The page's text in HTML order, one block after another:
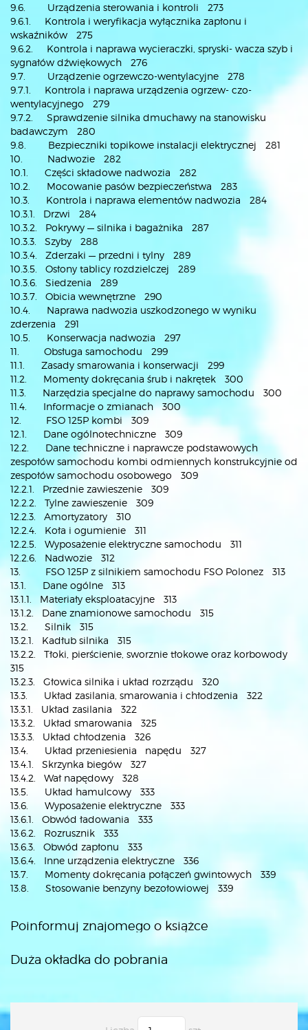
9.6. Urządzenia sterowania i kontroli 273
9.6.1. Kontrola i weryfikacja wyłącznika zapłonu i
wskaźników 275
9.6.2. Kontrola i naprawa wycieraczki, spryski- wacza szyb i
sygnałów dźwiękowych 276
9.7. Urządzenie ogrzewczo-wentylacyjne 278
9.7.1. Kontrola i naprawa urządzenia ogrzew- czo-
wentylacyjnego 279
9.7.2. Sprawdzenie silnika dmuchawy na stanowisku
badawczym 280
9.8. Bezpieczniki topikowe instalacji elektrycznej 281
10. Nadwozie 282
10.1. Części składowe nadwozia 282
10.2. Mocowanie pasów bezpieczeństwa 283
10.3. Kontrola i naprawa elementów nadwozia 284
10.3.1. Drzwi 284
10.3.2. Pokrywy — silnika i bagażnika 287
10.3.3. Szyby 288
10.3.4. Zderzaki — przedni i tylny 289
10.3.5. Osłony tablicy rozdzielczej 289
10.3.6. Siedzenia 289
10.3.7. Obicia wewnętrzne 290
10.4. Naprawa nadwozia uszkodzonego w wyniku
zderzenia 291
10.5. Konserwacja nadwozia 297
11. Obsługa samochodu 299
11.1. Zasady smarowania i konserwacji 299
11.2. Momenty dokręcania śrub i nakrętek 300
11.3. Narzędzia specjalne do naprawy samochodu 300
11.4. Informacje o zmianach 300
12. FSO 125P kombi 309
12.1. Dane ogólnotechniczne 309
12.2. Dane techniczne i naprawcze podstawowych
zespołów samochodu kombi odmiennych konstrukcyjnie od
zespołów samochodu osobowego 309
12.2.1. Przednie zawieszenie 309
12.2.2. Tylne zawieszenie 309
12.2.3. Amortyzatory 310
12.2.4. Koła i ogumienie 311
12.2.5. Wyposażenie elektryczne samochodu 311
12.2.6. Nadwozie 312
13. FSO 125P z silnikiem samochodu FSO Polonez 313
13.1. Dane ogólne 313
13.1.1. Materiały eksploatacyjne 313
13.1.2. Dane znamionowe samochodu 315
13.2. Silnik 315
13.2.1. Kadłub silnika 315
13.2.2. Tłoki, pierścienie, sworznie tłokowe oraz korbowody
315
13.2.3. Głowica silnika i układ rozrządu 320
13.3. Układ zasilania, smarowania i chłodzenia 322
13.3.1. Układ zasilania 322
13.3.2. Układ smarowania 325
13.3.3. Układ chłodzenia 326
13.4. Układ przeniesienia napędu 327
13.4.1. Skrzynka biegów 327
13.4.2. Wał napędowy 328
13.5. Układ hamulcowy 333
13.6. Wyposażenie elektryczne 333
13.6.1. Obwód ładowania 333
13.6.2. Rozrusznik 333
13.6.3. Obwód zapłonu 333
13.6.4. Inne urządzenia elektryczne 336
13.7. Momenty dokręcania połączeń gwintowych 339
13.8. Stosowanie benzyny bezołowiowej 339
Poinformuj znajomego o książce
Duża okładka do pobrania